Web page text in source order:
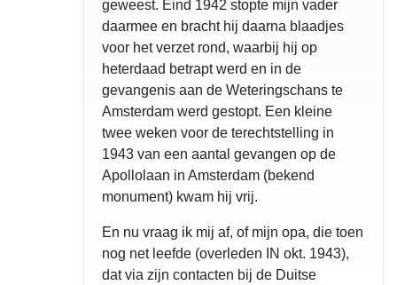
geweest. Eind 1942 stopte mijn vader
daarmee en bracht hij daarna blaadjes
voor het verzet rond, waarbij hij op
heterdaad betrapt werd en in de
gevangenis aan de Weteringschans te
Amsterdam werd gestopt. Een kleine
twee weken voor de terechtstelling in
1943 van een aantal gevangen op de
Apollolaan in Amsterdam (bekend
monument) kwam hij vrij.
En nu vraag ik mij af, of mijn opa, die toen
nog net leefde (overleden IN okt. 1943),
dat via zijn contacten bij de Duitse